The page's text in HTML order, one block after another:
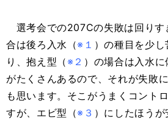
選考会での207Cの失敗は回りす
合は後ろ入水（※１ ）の種目を少
り、抱え型（ ※２ ）の場合は入水
がたくさんあるので、それが失敗
も思います。そこがうまくコント
すが、エビ型（※３ ）にしたほう